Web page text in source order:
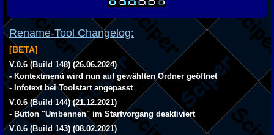
Rename-Tool Changelog:
[BETA]
V.0.6 (Build 148) (26.06.2024)
- Kontextmenü wird nun auf gewählten Ordner geöffnet
- Infotext bei Toolstart angepasst
V.0.6 (Build 144) (21.12.2021)
- Button "Umbennen" im Startvorgang deaktiviert
V.0.6 (Build 143) (08.02.2021)